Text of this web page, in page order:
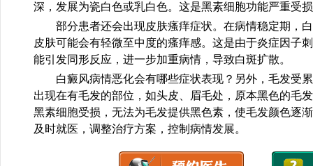
深，发展为瓷白色或乳白色。这是黑素细胞功能严重受
部分患者还会出现皮肤瘙痒症状。在病情稳定期，白
皮肤可能会有轻微至中度的瘙痒感。这是由于炎症因子
能引发同形反应，进一步加重病情，导致白斑扩散。
白癜风病情恶化会有哪些症状表现？另外，毛发受累
出现在有毛发的部位，如头皮、眉毛处，原本黑色的毛
黑素细胞受损，无法为毛发提供黑色素，使毛发颜色逐
及时就医，调整治疗方案，控制病情发展。